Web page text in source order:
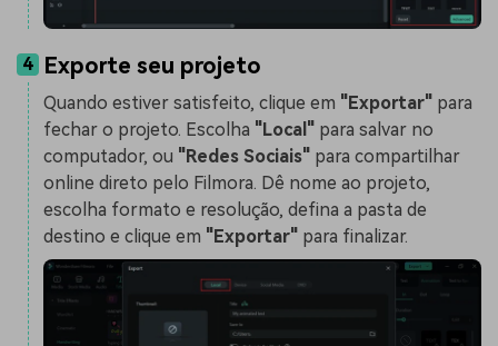
4 Exporte seu projeto
Quando estiver satisfeito, clique em "Exportar" para
fechar o projeto. Escolha "Local" para salvar no
computador, ou "Redes Sociais" para compartilhar
online direto pelo Filmora. Dê nome ao projeto,
escolha formato e resolução, defina a pasta de
destino e clique em "Exportar" para finalizar.